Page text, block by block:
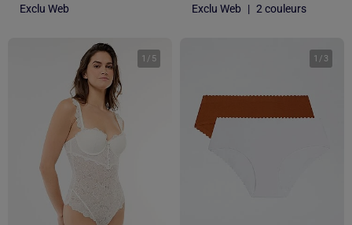
Exclu Web Exclu Web | 2 couleurs
1 / 5 1 / 3